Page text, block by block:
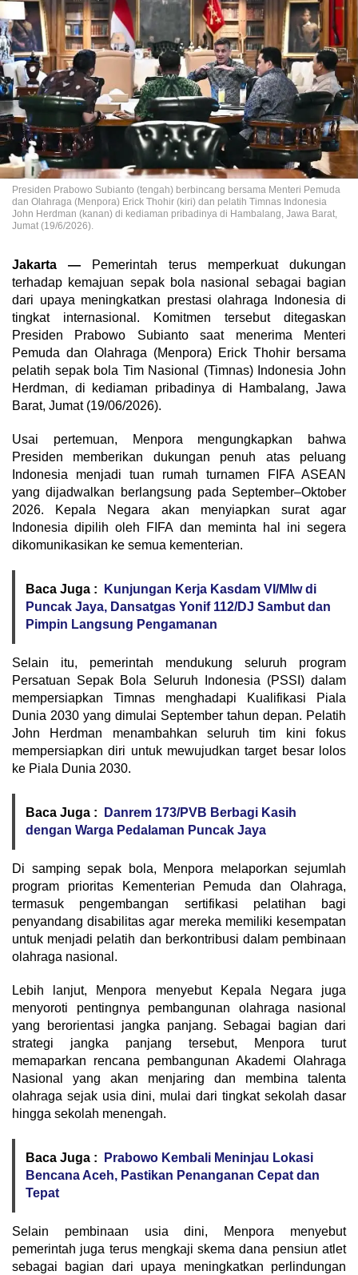
Presiden Prabowo Subianto (tengah) berbincang bersama Menteri Pemuda
dan Olahraga (Menpora) Erick Thohir (kiri) dan pelatih Timnas Indonesia
John Herdman (kanan) di kediaman pribadinya di Hambalang, Jawa Barat,
Jumat (19/6/2026).
Jakarta — Pemerintah terus memperkuat dukungan
terhadap kemajuan sepak bola nasional sebagai bagian
dari upaya meningkatkan prestasi olahraga Indonesia di
tingkat internasional. Komitmen tersebut ditegaskan
Presiden Prabowo Subianto saat menerima Menteri
Pemuda dan Olahraga (Menpora) Erick Thohir bersama
pelatih sepak bola Tim Nasional (Timnas) Indonesia John
Herdman, di kediaman pribadinya di Hambalang, Jawa
Barat, Jumat (19/06/2026).
Usai pertemuan, Menpora mengungkapkan bahwa
Presiden memberikan dukungan penuh atas peluang
Indonesia menjadi tuan rumah turnamen FIFA ASEAN
yang dijadwalkan berlangsung pada September–Oktober
2026. Kepala Negara akan menyiapkan surat agar
Indonesia dipilih oleh FIFA dan meminta hal ini segera
dikomunikasikan ke semua kementerian.
Baca Juga :
Kunjungan Kerja Kasdam VI/Mlw di
Puncak Jaya, Dansatgas Yonif 112/DJ Sambut dan
Pimpin Langsung Pengamanan
Selain itu, pemerintah mendukung seluruh program
Persatuan Sepak Bola Seluruh Indonesia (PSSI) dalam
mempersiapkan Timnas menghadapi Kualifikasi Piala
Dunia 2030 yang dimulai September tahun depan. Pelatih
John Herdman menambahkan seluruh tim kini fokus
mempersiapkan diri untuk mewujudkan target besar lolos
ke Piala Dunia 2030.
Baca Juga :
Danrem 173/PVB Berbagi Kasih
dengan Warga Pedalaman Puncak Jaya
Di samping sepak bola, Menpora melaporkan sejumlah
program prioritas Kementerian Pemuda dan Olahraga,
termasuk pengembangan sertifikasi pelatihan bagi
penyandang disabilitas agar mereka memiliki kesempatan
untuk menjadi pelatih dan berkontribusi dalam pembinaan
olahraga nasional.
Lebih lanjut, Menpora menyebut Kepala Negara juga
menyoroti pentingnya pembangunan olahraga nasional
yang berorientasi jangka panjang. Sebagai bagian dari
strategi jangka panjang tersebut, Menpora turut
memaparkan rencana pembangunan Akademi Olahraga
Nasional yang akan menjaring dan membina talenta
olahraga sejak usia dini, mulai dari tingkat sekolah dasar
hingga sekolah menengah.
Baca Juga :
Prabowo Kembali Meninjau Lokasi
Bencana Aceh, Pastikan Penanganan Cepat dan
Tepat
Selain pembinaan usia dini, Menpora menyebut
pemerintah juga terus mengkaji skema dana pensiun atlet
sebagai bagian dari upaya meningkatkan perlindungan